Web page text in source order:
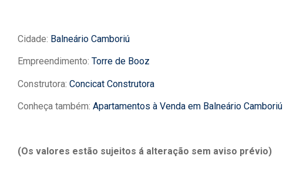
Cidade: Balneário Camboriú
Empreendimento: Torre de Booz
Construtora: Concicat Construtora
Conheça também: Apartamentos à Venda em Balneário Camboriú
(Os valores estão sujeitos á alteração sem aviso prévio)